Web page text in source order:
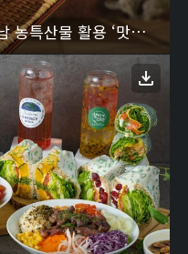
[CJ프레시웨이] 급식장서 충남 농특산물 활용 ‘맛남상생’ 프로젝트 전개…첫 메뉴는 ‘부여 수박막국수’ 1